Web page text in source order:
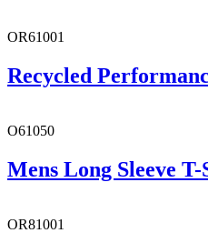
OR61001
Recycled
O61050
Mens Long Sleeve
OR81001